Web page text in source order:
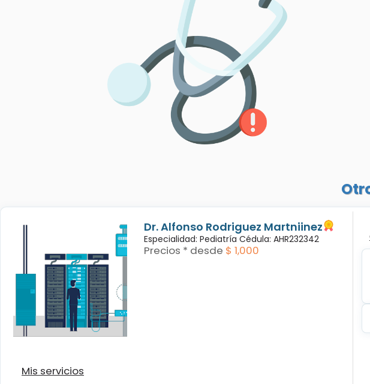
Dr. Alfonso Rodriguez Martniinez
Especialidad: Pediatría Cédula: AHR232342
Precios * desde $ 1,000
Mis servicios